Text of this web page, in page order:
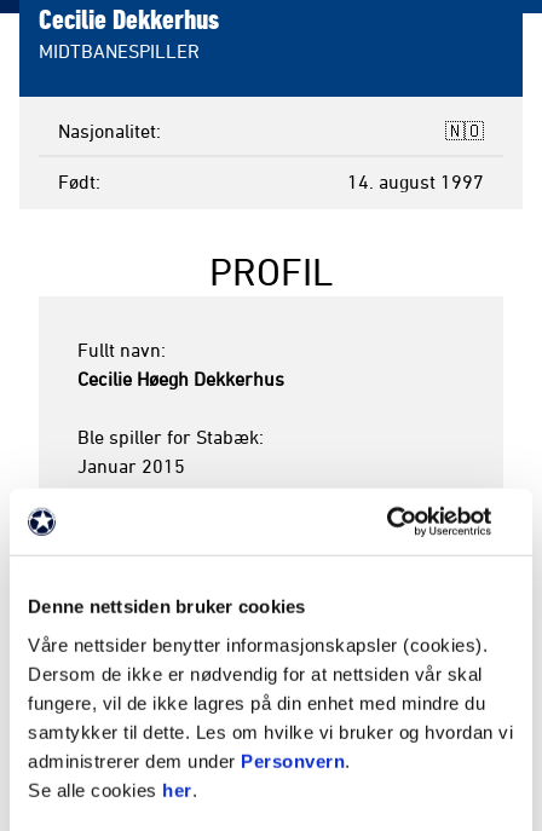
Denne nettsiden bruker cookies
Våre nettsider benytter informasjonskapsler (cookies).
Dersom de ikke er nødvendig for at nettsiden vår skal
fungere, vil de ikke lagres på din enhet med mindre du
samtykker til dette. Les om hvilke vi bruker og hvordan vi
administrerer dem under Personvern.
Se alle cookies her.
Cecilie Dekkerhus
MIDTBANESPILLER
Nasjonalitet 🇳🇴
Født 14. august 1997
PROFIL
Cecilie Høegh Dekkerhus
Ble spiller for Stabæk:
Januar 2015
2015 tom 2017
A-kamper (mål):
Seriekamper: 20 (0)
NM-kamper: 4 (2)
Vunnet med Stabæk:
Sølv NM J19: 2015